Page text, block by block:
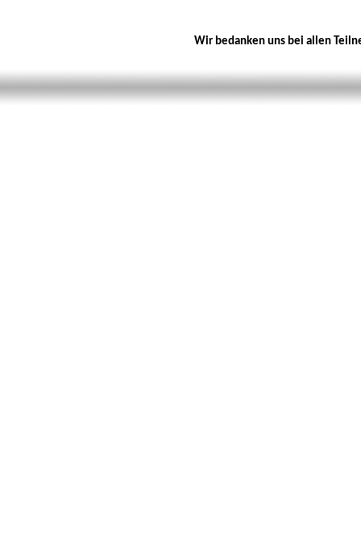
Wir bedanken uns bei allen